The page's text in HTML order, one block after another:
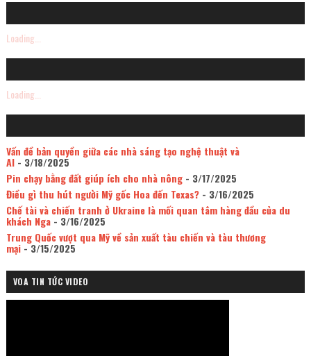
Loading...
Loading...
Vấn đề bản quyền giữa các nhà sáng tạo nghệ thuật và
AI- 3/18/2025
Pin chạy bằng đất giúp ích cho nhà nông- 3/17/2025
Điều gì thu hút người Mỹ gốc Hoa đến Texas?- 3/16/2025
Chế tài và chiến tranh ở Ukraine là mối quan tâm hàng đầu của du
khách Nga- 3/16/2025
Trung Quốc vượt qua Mỹ về sản xuất tàu chiến và tàu thương
mại- 3/15/2025
VOA TIN TỨC VIDEO